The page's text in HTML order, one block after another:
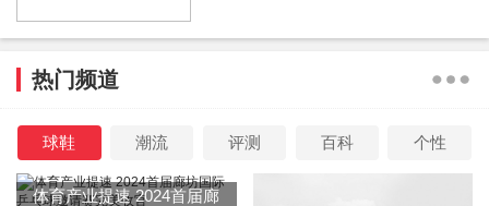
热门频道
球鞋 潮流 评测 百科 个性
体育产业提速 2024首届廊